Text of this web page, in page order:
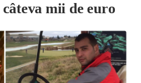
mii de euro